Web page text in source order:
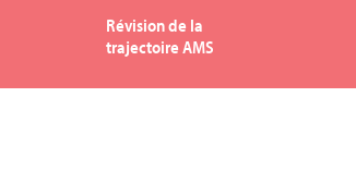
Révision de la
trajectoire AMS